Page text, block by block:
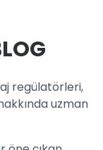
regülatörleri,
uzman